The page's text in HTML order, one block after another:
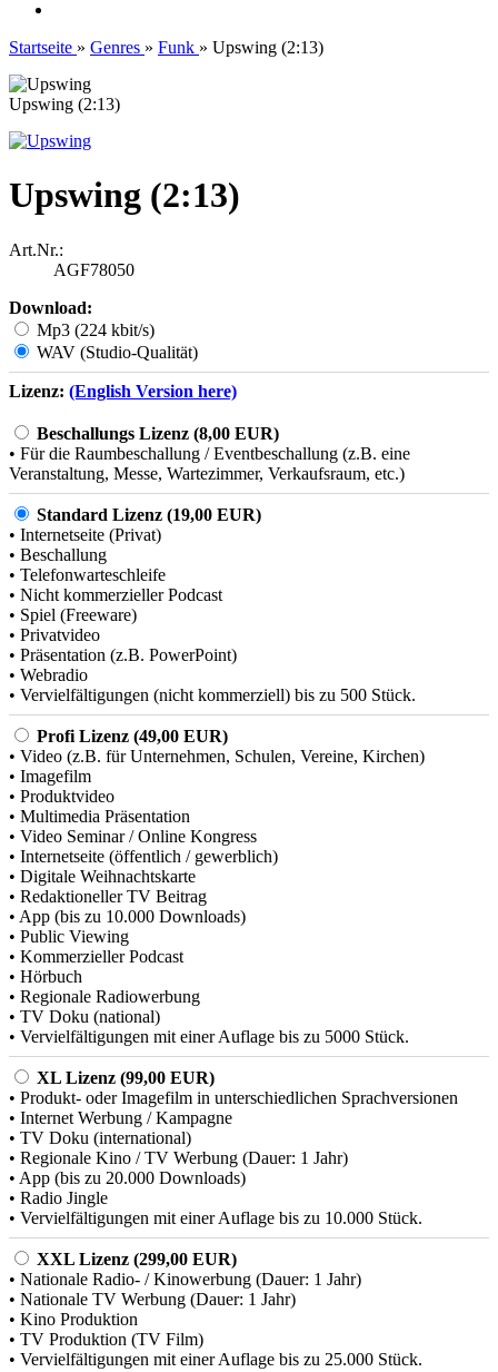
Startseite » Genres » Funk » Upswing (2:13)
Upswing (2:13)
Upswing (2:13)
Art.Nr.:
AGF78050
Download:
Mp3 (224 kbit/s)
WAV (Studio-Qualität)
Lizenz: (English Version here)
Beschallungs Lizenz (8,00 EUR)
• Für die Raumbeschallung / Eventbeschallung (z.B. eine
Veranstaltung, Messe, Wartezimmer, Verkaufsraum, etc.)
Standard Lizenz (19,00 EUR)
• Internetseite (Privat)
• Beschallung
• Telefonwarteschleife
• Nicht kommerzieller Podcast
• Spiel (Freeware)
• Privatvideo
• Präsentation (z.B. PowerPoint)
• Webradio
• Vervielfältigungen (nicht kommerziell) bis zu 500 Stück.
Profi Lizenz (49,00 EUR)
• Video (z.B. für Unternehmen, Schulen, Vereine, Kirchen)
• Imagefilm
• Produktvideo
• Multimedia Präsentation
• Video Seminar / Online Kongress
• Internetseite (öffentlich / gewerblich)
• Digitale Weihnachtskarte
• Redaktioneller TV Beitrag
• App (bis zu 10.000 Downloads)
• Public Viewing
• Kommerzieller Podcast
• Hörbuch
• Regionale Radiowerbung
• TV Doku (national)
• Vervielfältigungen mit einer Auflage bis zu 5000 Stück.
XL Lizenz (99,00 EUR)
• Produkt- oder Imagefilm in unterschiedlichen Sprachversionen
• Internet Werbung / Kampagne
• TV Doku (international)
• Regionale Kino / TV Werbung (Dauer: 1 Jahr)
• App (bis zu 20.000 Downloads)
• Radio Jingle
• Vervielfältigungen mit einer Auflage bis zu 10.000 Stück.
XXL Lizenz (299,00 EUR)
• Nationale Radio- / Kinowerbung (Dauer: 1 Jahr)
• Nationale TV Werbung (Dauer: 1 Jahr)
• Kino Produktion
• TV Produktion (TV Film)
• Vervielfältigungen mit einer Auflage bis zu 25.000 Stück.